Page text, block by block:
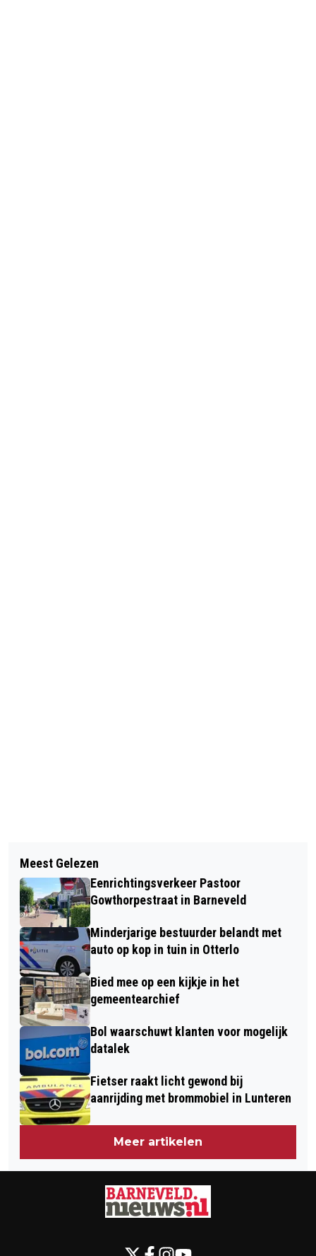
GEMEENTE BARNEVELD EN
VOETBALVERENIGING SDVB GAAN
SAMEN VOOR UITBREIDING
SPORTPARK
ZORGEN OVER BLAUWTONGVIRUS IN
BARNEVELD
Meest Gelezen
Eenrichtingsverkeer Pastoor
Gowthorpestraat in Barneveld
Minderjarige bestuurder belandt met
auto op kop in tuin in Otterlo
Bied mee op een kijkje in het
gemeentearchief
Bol waarschuwt klanten voor mogelijk
datalek
Fietser raakt licht gewond bij
aanrijding met brommobiel in Lunteren
Meer artikelen